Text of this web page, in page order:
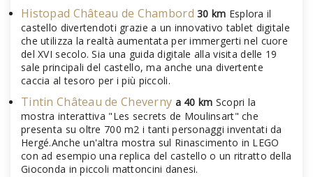
Histopad Château de Chambord 30 km Esplora il
castello divertendoti grazie a un innovativo tablet digitale
che utilizza la realtà aumentata per immergerti nel cuore
del XVI secolo. Sia una guida digitale alla visita delle 19
sale principali del castello, ma anche una divertente
caccia al tesoro per i più piccoli.
Tintin Château de Cheverny a 40 km Scopri la
mostra interattiva "Les secrets de Moulinsart" che
presenta su oltre 700 m2 i tanti personaggi inventati da
Hergé.Anche un'altra mostra sul Rinascimento in LEGO
con ad esempio una replica del castello o un ritratto della
Gioconda in piccoli mattoncini danesi.